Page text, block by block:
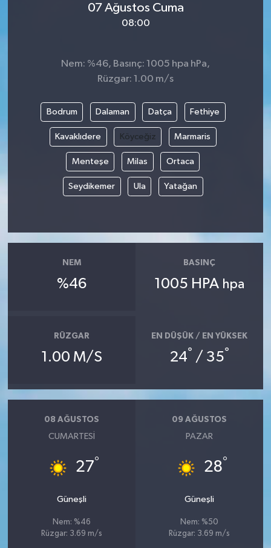
07 Ağustos Cuma
08:00
Nem: %46, Basınç: 1005 hpa hPa,
Rüzgar: 1.00 m/s
Bodrum Dalaman Datça Fethiye
Kavaklıdere Köyceğiz Marmaris
Menteşe Milas Ortaca
Seydikemer Ula Yatağan
NEM
%46
BASINÇ
1005 HPA hpa
RÜZGAR
1.00 M/S
EN DÜŞÜK / EN YÜKSEK
24° / 35°
08 AĞUSTOS
CUMARTESI
27°
Güneşli
Nem: %46
Rüzgar: 3.69 m/s
09 AĞUSTOS
PAZAR
28°
Güneşli
Nem: %50
Rüzgar: 3.69 m/s